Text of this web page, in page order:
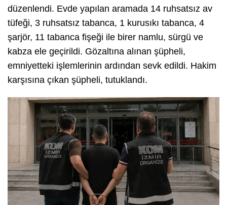
düzenlendi. Evde yapılan aramada 14 ruhsatsız av
tüfeği, 3 ruhsatsız tabanca, 1 kurusıkı tabanca, 4
şarjör, 11 tabanca fişeği ile birer namlu, sürgü ve
kabza ele geçirildi. Gözaltına alınan şüpheli,
emniyetteki işlemlerinin ardından sevk edildi. Hakim
karşısına çıkan şüpheli, tutuklandı.